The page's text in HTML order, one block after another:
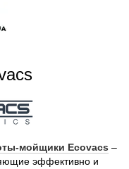
мойщики Ecovacs –
эффективно и